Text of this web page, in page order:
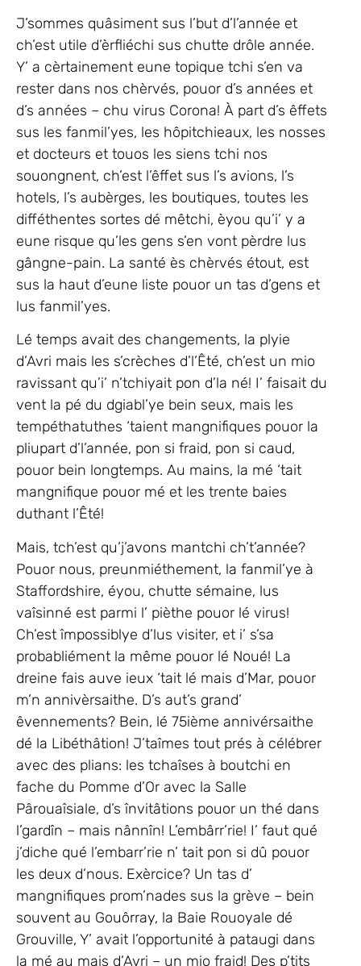
J’sommes quâsiment sus l’but d’l’année et
ch’est utile d’èrfliéchi sus chutte drôle année.
Y’ a cèrtainement eune topique tchi s’en va
rester dans nos chèrvés, pouor d’s années et
d’s années – chu virus Corona! À part d’s êffets
sus les fanmil’yes, les hôpitchieaux, les nosses
et docteurs et touos les siens tchi nos
souongnent, ch’est l’êffet sus l’s avions, l’s
hotels, l’s aubèrges, les boutiques, toutes les
difféthentes sortes dé mêtchi, èyou qu’i’ y a
eune risque qu’les gens s’en vont pèrdre lus
gângne-pain. La santé ès chèrvés étout, est
sus la haut d’eune liste pouor un tas d’gens et
lus fanmil’yes.
Lé temps avait des changements, la plyie
d’Avri mais les s’crèches d’l’Êté, ch’est un mio
ravissant qu’i’ n’tchiyait pon d’la né! I’ faisait du
vent la pé du dgiabl’ye bein seux, mais les
tempéthatuthes ‘taient mangnifiques pouor la
pliupart d’l’année, pon si fraid, pon si caud,
pouor bein longtemps. Au mains, la mé ‘tait
mangnifique pouor mé et les trente baies
duthant l’Êté!
Mais, tch’est qu’j’avons mantchi ch’t’année?
Pouor nous, preunmiéthement, la fanmil’ye à
Staffordshire, éyou, chutte sémaine, lus
vaîsinné est parmi l’ pièthe pouor lé virus!
Ch’est împossiblye d’lus visiter, et i’ s’sa
probabliément la même pouor lé Noué! La
dreine fais auve ieux ‘tait lé mais d’Mar, pouor
m’n annivèrsaithe. D’s aut’s grand’
êvennements? Bein, lé 75ième annivérsaithe
dé la Libéthâtion! J’taîmes tout prés à célébrer
avec des plians: les tchaîses à boutchi en
fache du Pomme d’Or avec la Salle
Pârouaîsiale, d’s învitâtions pouor un thé dans
l’gardîn – mais nânnîn! L’embârr’rie! I’ faut qué
j’diche qué l’embarr’rie n’ tait pon si dû pouor
les deux d’nous. Exèrcice? Un tas d’
mangnifiques prom’nades sus la grève – bein
souvent au Gouôrray, la Baie Rouoyale dé
Grouville, Y’ avait l’opportunité à pataugi dans
la mé au mais d’Avri – un mio fraid! Des p’tits